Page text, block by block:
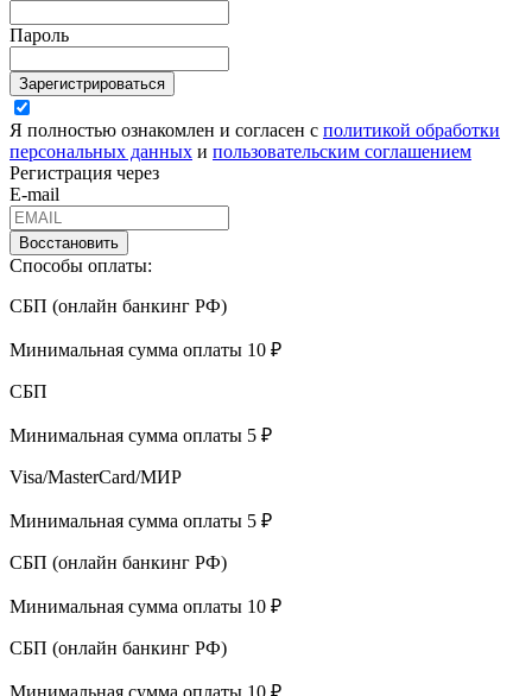
Пароль
Зарегистрироваться
Я полностью ознакомлен и согласен с политикой обработки
персональных данных и пользовательским соглашением
Регистрация через
E-mail
Восстановить
Способы оплаты:
СБП (онлайн банкинг РФ)
Минимальная сумма оплаты 10 ₽
СБП
Минимальная сумма оплаты 5 ₽
Visa/MasterCard/МИР
Минимальная сумма оплаты 5 ₽
СБП (онлайн банкинг РФ)
Минимальная сумма оплаты 10 ₽
СБП (онлайн банкинг РФ)
Минимальная сумма оплаты 10 ₽